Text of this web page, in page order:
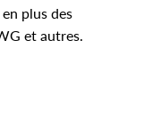
plus des
et autres.